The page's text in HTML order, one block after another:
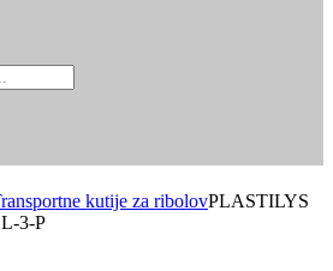
kutije za ribolovPLASTILYS
3-P